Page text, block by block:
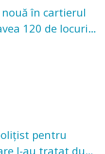
în cartierul
120 de locuri
pentru
l-au tratat după